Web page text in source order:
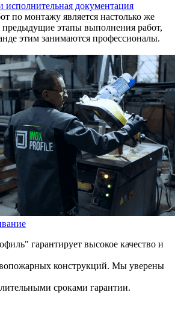
исполнительная документация
по монтажу является настолько же
предыдущие этапы выполнения работ,
этим занимаются профессионалы.
гарантирует высокое качество и
конструкций. Мы уверены
сроками гарантии.